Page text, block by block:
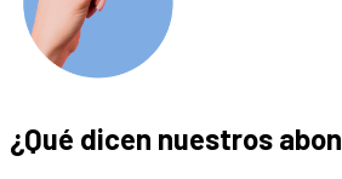
¿Qué dicen nuestros